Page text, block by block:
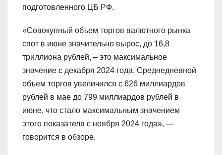
подготовленного ЦБ РФ.
«Совокупный объем торгов валютного рынка
спот в июне значительно вырос, до 16,8
триллиона рублей, – это максимальное
значение с декабря 2024 года. Среднедневной
объем торгов увеличился с 626 миллиардов
рублей в мае до 799 миллиардов рублей в
июне, что стало максимальным значением
этого показателя с ноября 2024 года», —
говорится в обзоре.